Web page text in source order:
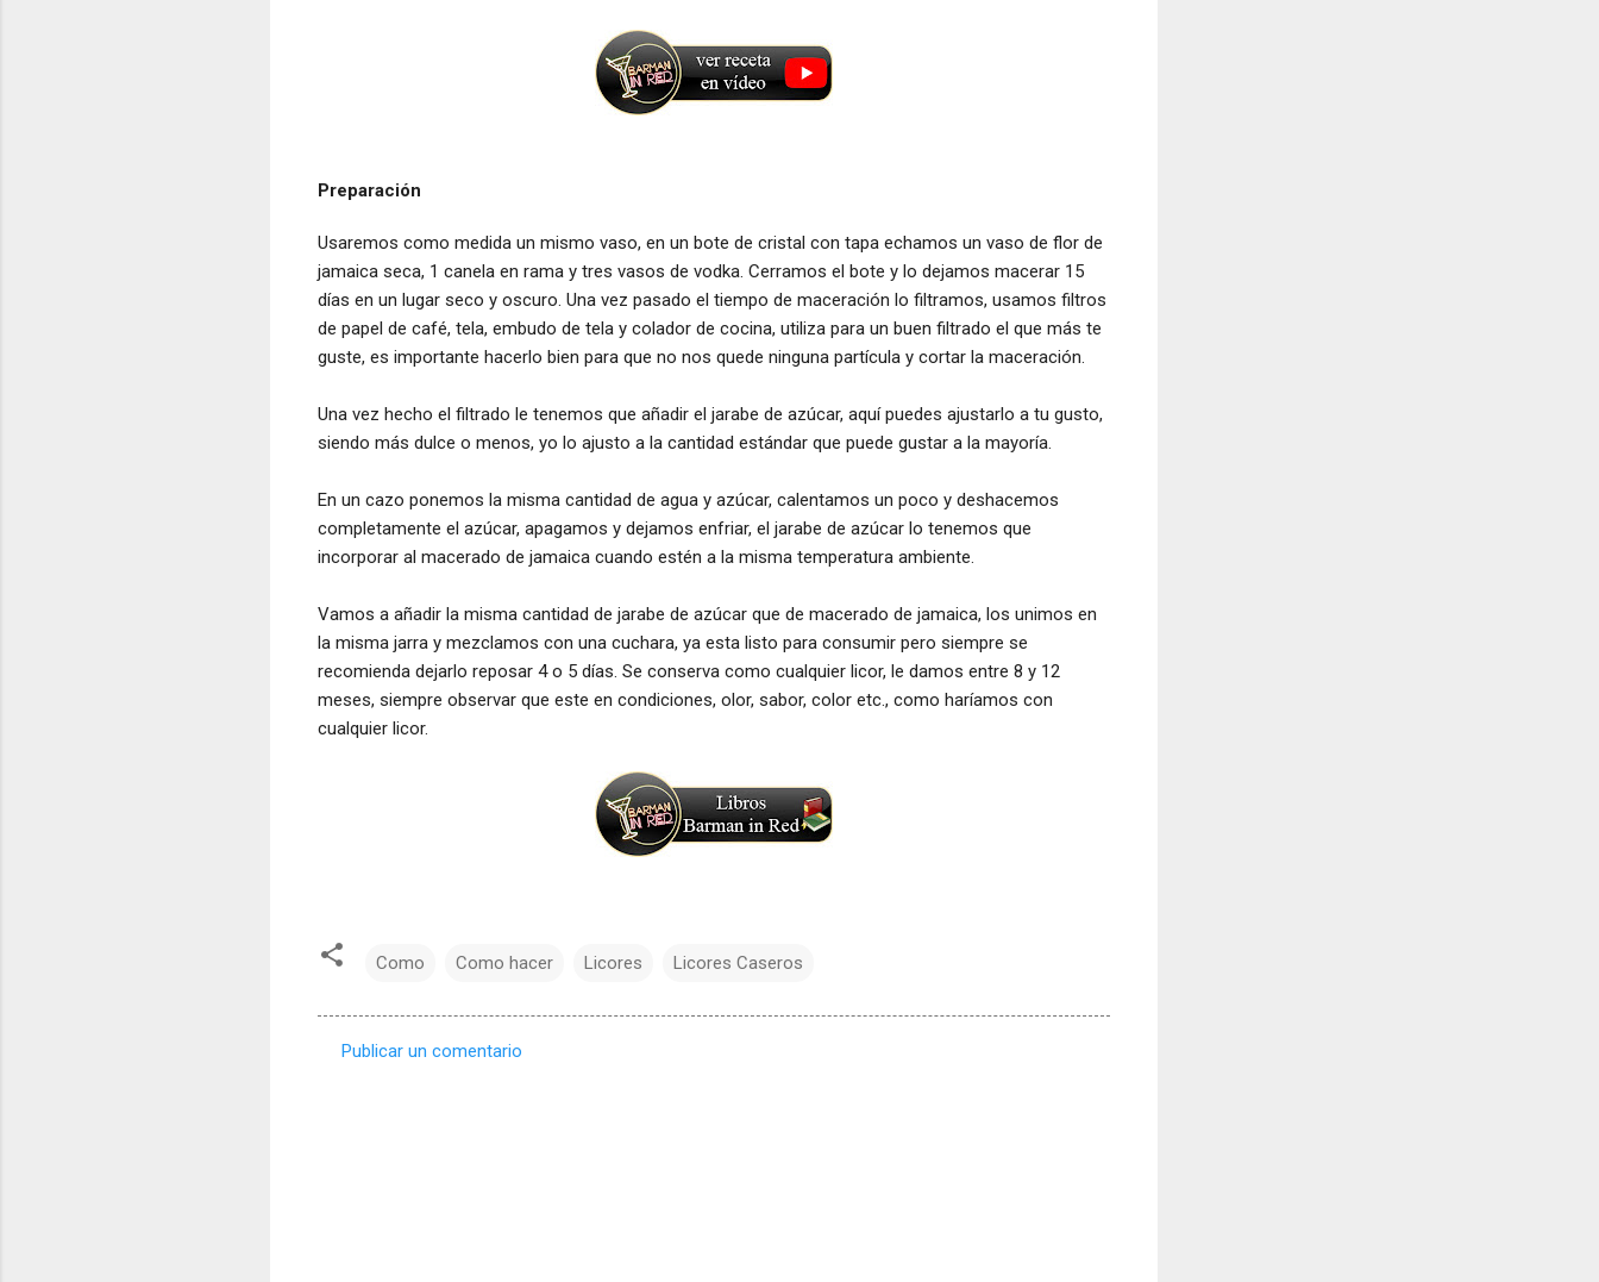
Preparación
Usaremos como medida un mismo vaso, en un bote de cristal con tapa echamos un vaso de flor de
jamaica seca, 1 canela en rama y tres vasos de vodka. Cerramos el bote y lo dejamos macerar 15
días en un lugar seco y oscuro. Una vez pasado el tiempo de maceración lo filtramos, usamos filtros
de papel de café, tela, embudo de tela y colador de cocina, utiliza para un buen filtrado el que más te
guste, es importante hacerlo bien para que no nos quede ninguna partícula y cortar la maceración.
Una vez hecho el filtrado le tenemos que añadir el jarabe de azúcar, aquí puedes ajustarlo a tu gusto,
siendo más dulce o menos, yo lo ajusto a la cantidad estándar que puede gustar a la mayoría.
En un cazo ponemos la misma cantidad de agua y azúcar, calentamos un poco y deshacemos
completamente el azúcar, apagamos y dejamos enfriar, el jarabe de azúcar lo tenemos que
incorporar al macerado de jamaica cuando estén a la misma temperatura ambiente.
Vamos a añadir la misma cantidad de jarabe de azúcar que de macerado de jamaica, los unimos en
la misma jarra y mezclamos con una cuchara, ya esta listo para consumir pero siempre se
recomienda dejarlo reposar 4 o 5 días. Se conserva como cualquier licor, le damos entre 8 y 12
meses, siempre observar que este en condiciones, olor, sabor, color etc., como haríamos con
cualquier licor.
Como Como hacer Licores Licores Caseros
Publicar un comentario